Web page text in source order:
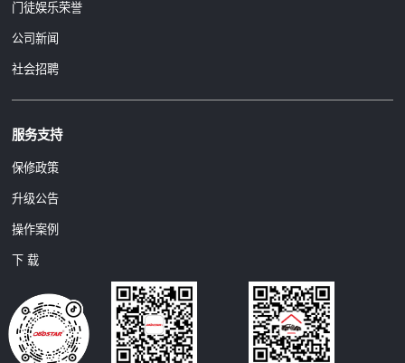
门徒娱乐荣誉
公司新闻
社会招聘
服务支持
保修政策
升级公告
操作案例
下 载